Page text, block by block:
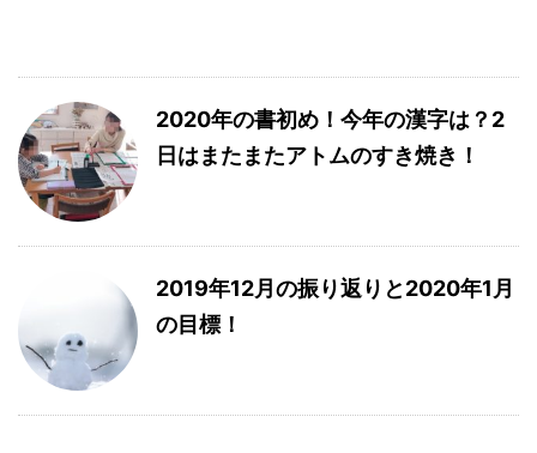
2020年の書初め！今年の漢字は？2
日はまたまたアトムのすき焼き！
2019年12月の振り返りと2020年1月
の目標！